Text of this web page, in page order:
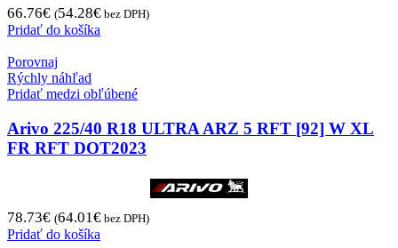
66.76€ (54.28€ bez DPH)
Pridať do košíka
Porovnaj
Rýchly náhľad
Pridať medzi obľúbené
Arivo 225/40 R18 ULTRA ARZ 5 RFT [92] W XL
FR RFT DOT2023
78.73€ (64.01€ bez DPH)
Pridať do košíka